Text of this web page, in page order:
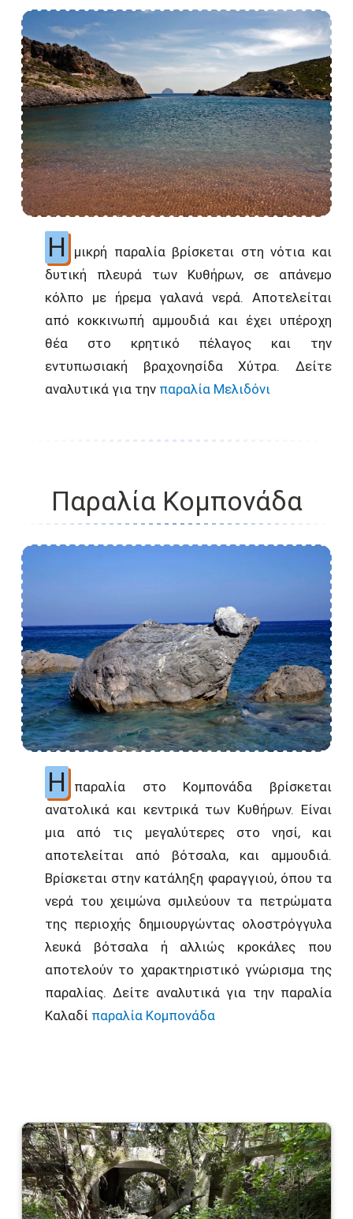
Η
μικρή παραλία βρίσκεται στη νότια και
δυτική πλευρά των Κυθήρων, σε απάνεμο
κόλπο με ήρεμα γαλανά νερά. Αποτελείται
από κοκκινωπή αμμουδιά και έχει υπέροχη
θέα στο κρητικό πέλαγος και την
εντυπωσιακή βραχονησίδα Χύτρα. Δείτε
αναλυτικά για την παραλία Μελιδόνι
Παραλία Κομπονάδα
Η
παραλία στο Κομπονάδα βρίσκεται
ανατολικά και κεντρικά των Κυθήρων. Είναι
μια από τις μεγαλύτερες στο νησί, και
αποτελείται από βότσαλα, και αμμουδιά.
Βρίσκεται στην κατάληξη φαραγγιού, όπου τα
νερά του χειμώνα σμιλεύουν τα πετρώματα
της περιοχής δημιουργώντας ολοστρόγγυλα
λευκά βότσαλα ή αλλιώς κροκάλες που
αποτελούν το χαρακτηριστικό γνώρισμα της
παραλίας. Δείτε αναλυτικά για την παραλία
Καλαδί παραλία Κομπονάδα